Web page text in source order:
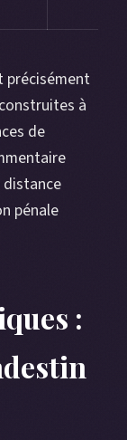
précisément
à
de
pénale
: